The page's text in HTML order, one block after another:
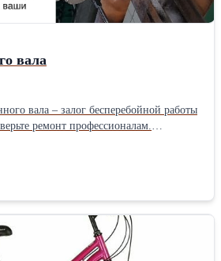
вала
вала – залог бесперебойной работы
ремонт профессионалам.
оборудование и качественные
результата.